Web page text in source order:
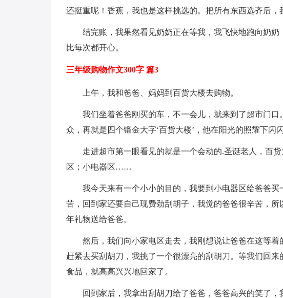
还挺重呢！香蕉，我也是这样挑选的。把所有东西选齐后，
结完账，我果然看见奶奶正在等我，我飞快地跑向奶
比每次都开心。
三年级购物作文300字 篇3
上午，我和爸爸、妈妈到百货大楼去购物。
我们坐着爸爸刚买的车，不一会儿，就来到了超市门
众，再就是四个镏金大字‘百货大楼’，他在阳光的照耀下闪
走进超市第一眼看见的就是一个会动的.圣诞老人，百
区；小电器区……
我今天来有一个小小的目的，我要到小电器区给爸爸
苦，回到家还要自己现费劲刮胡子，我觉的爸爸很辛苦，
年礼物送给爸爸。
然后，我们向小家电区走去，我刚想说让爸爸在这等
赶紧去买刮胡刀，我挑了一个很漂亮的刮胡刀。等我们回
食品，就高高兴兴地回家了。
回到家后，我拿出刮胡刀给了爸爸，爸爸高兴的笑了，